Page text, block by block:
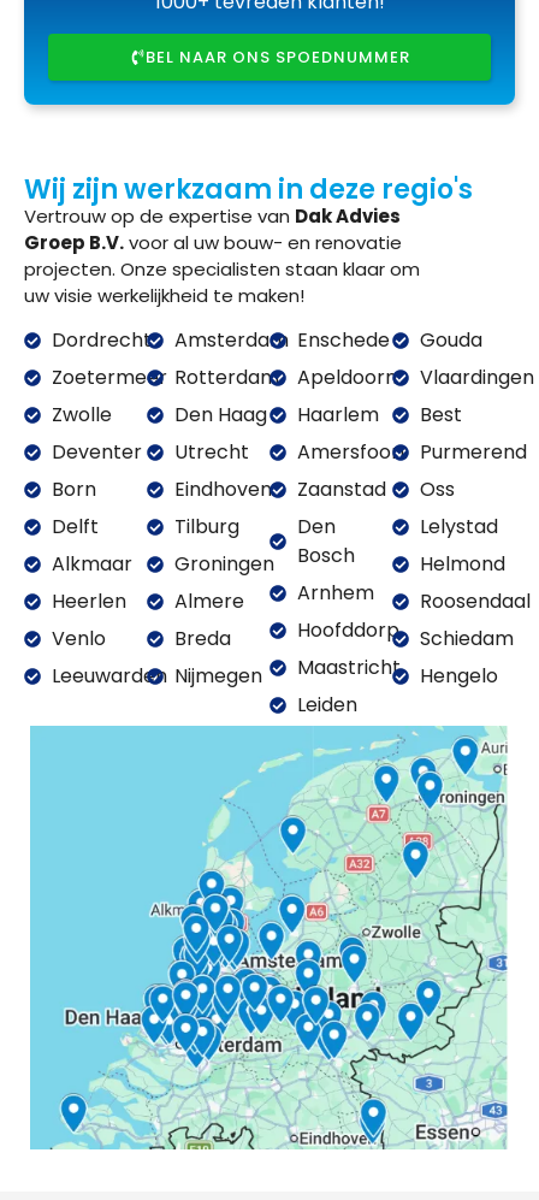
BEL NAAR ONS SPOEDNUMMER
Wij zijn werkzaam in deze regio's
Vertrouw op de expertise van Dak Advies
Groep B.V.voor al uw bouw- en renovatie
projecten. Onze specialisten staan klaar om
uw visie werkelijkheid te maken!
Dordrecht
Zoetermeer
Zwolle
Deventer
Born
Delft
Alkmaar
Heerlen
Venlo
Leeuwarden
Amsterdam
Rotterdam
Den Haag
Utrecht
Eindhoven
Tilburg
Groningen
Almere
Breda
Nijmegen
Enschede
Apeldoorn
Haarlem
Amersfoort
Zaanstad
Den
Bosch
Arnhem
Hoofddorp
Maastricht
Leiden
Gouda
Vlaardingen
Best
Purmerend
Oss
Lelystad
Helmond
Roosendaal
Schiedam
Hengelo